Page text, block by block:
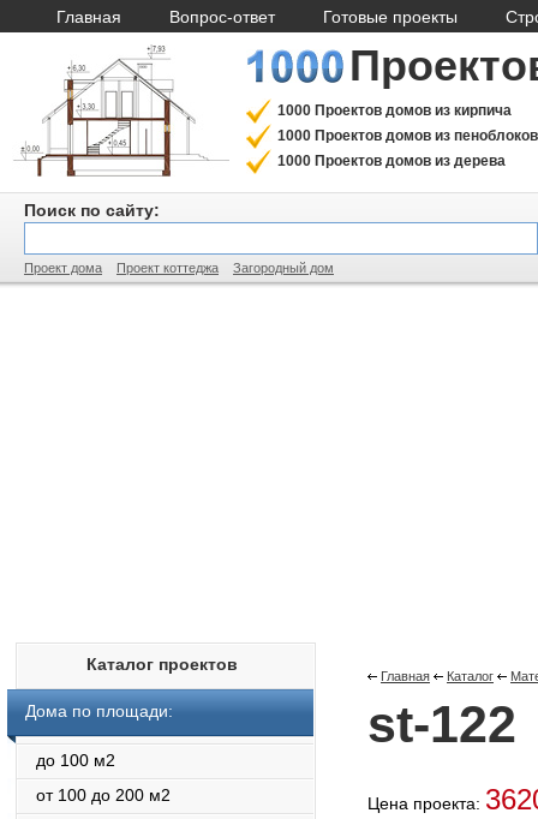
Главная Вопрос-ответ Готовые проекты
1000 Проектов домов из кирпича
1000 Проектов домов из пеноблоков
1000 Проектов домов из дерева
Поиск по сайту:
Проект дома Проект коттеджа Загородный дом
Каталог проектов
Дома по площади:
до 100 м2
от 100 до 200 м2
Главная Каталог
st-122
Цена проекта: